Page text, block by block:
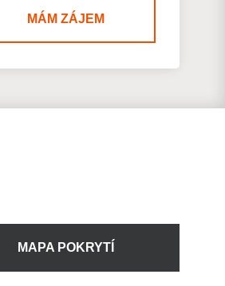
MÁM ZÁJEM
MAPA POKRYTÍ